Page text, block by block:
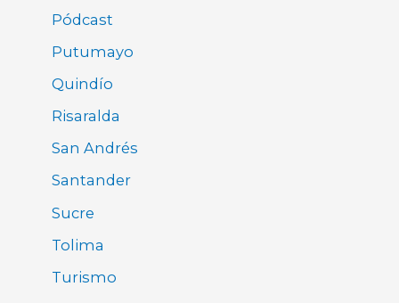
Pódcast
Putumayo
Quindío
Risaralda
San Andrés
Santander
Sucre
Tolima
Turismo